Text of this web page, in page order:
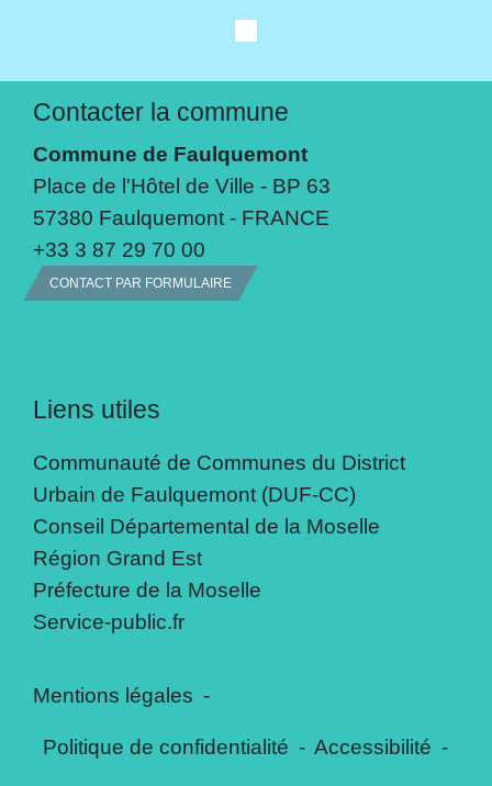
Contacter la commune
Commune de Faulquemont
Place de l'Hôtel de Ville - BP 63
57380 Faulquemont - FRANCE
+33 3 87 29 70 00
CONTACT PAR FORMULAIRE
Liens utiles
Communauté de Communes du District
Urbain de Faulquemont (DUF-CC)
Conseil Départemental de la Moselle
Région Grand Est
Préfecture de la Moselle
Service-public.fr
Mentions légales -
Politique de confidentialité - Accessibilité -